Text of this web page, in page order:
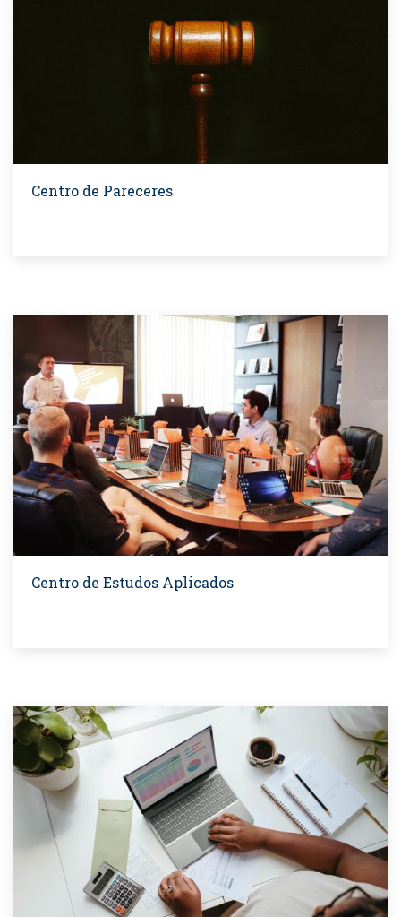
Centro de Pareceres
Centro de Estudos Aplicados